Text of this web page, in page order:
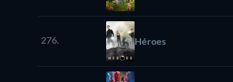
276. Héroes